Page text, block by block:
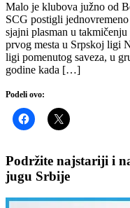
Malo je klubova južno od
SCG postigli
sjajni plasman u
prvog mesta u Srpskoj ligi
ligi pomenutog saveza, u
godine kada […]
Podeli ovo:
Podržite najstariji i
jugu Srbije